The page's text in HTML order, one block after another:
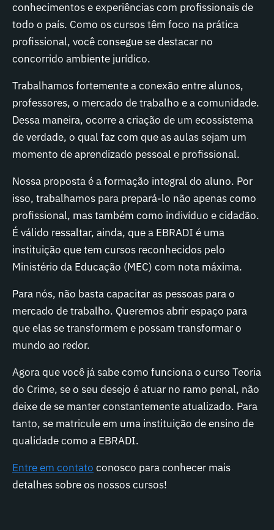
conhecimentos e experiências com profissionais de
todo o país. Como os cursos têm foco na prática
profissional, você consegue se destacar no
concorrido ambiente jurídico.
Trabalhamos fortemente a conexão entre alunos,
professores, o mercado de trabalho e a comunidade.
Dessa maneira, ocorre a criação de um ecossistema
de verdade, o qual faz com que as aulas sejam um
momento de aprendizado pessoal e profissional.
Nossa proposta é a formação integral do aluno. Por
isso, trabalhamos para prepará-lo não apenas como
profissional, mas também como indivíduo e cidadão.
É válido ressaltar, ainda, que a EBRADI é uma
instituição que tem cursos reconhecidos pelo
Ministério da Educação (MEC) com nota máxima.
Para nós, não basta capacitar as pessoas para o
mercado de trabalho. Queremos abrir espaço para
que elas se transformem e possam transformar o
mundo ao redor.
Agora que você já sabe como funciona o curso Teoria
do Crime, se o seu desejo é atuar no ramo penal, não
deixe de se manter constantemente atualizado. Para
tanto, se matricule em uma instituição de ensino de
qualidade como a EBRADI.
Entre em contato conosco para conhecer mais
detalhes sobre os nossos cursos!